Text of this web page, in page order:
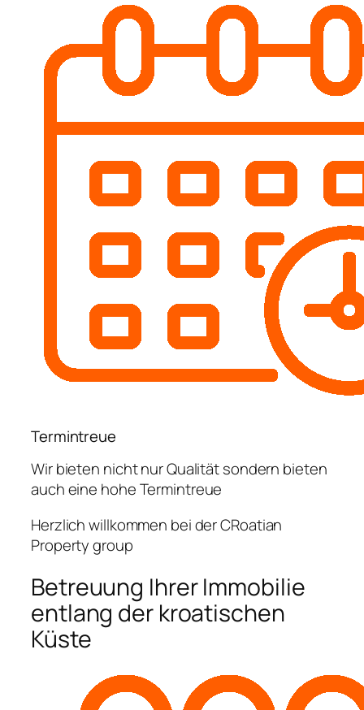
Termintreue
Wir bieten nicht nur Qualität sondern bieten
auch eine hohe Termintreue
Herzlich willkommen bei der CRoatian
Property group
Betreuung Ihrer Immobilie
entlang der kroatischen
Küste